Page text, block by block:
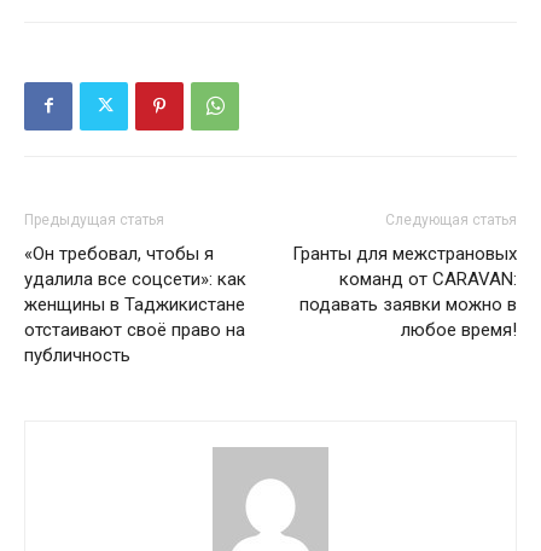
Предыдущая статья
«Он требовал, чтобы я
удалила все соцсети»: как
женщины в Таджикистане
отстаивают своё право на
публичность
Следующая статья
Гранты для межстрановых
команд от CARAVAN:
подавать заявки можно в
любое время!